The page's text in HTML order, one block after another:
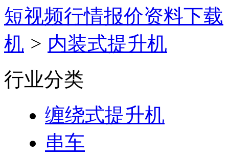
短视频行情报价资料下载
机 > 内装式提升机
行业分类
缠绕式提升机
串车